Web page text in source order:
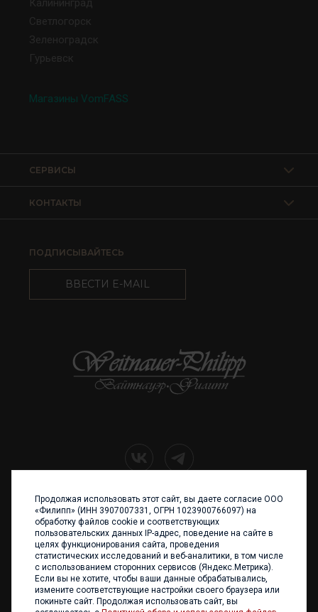
Калининград
Светлогорск
Зеленоградск
Гурьевск
Магазины VomFASS
КОНТАКТЫ
СЕРВИСЫ
ПОДПИСЫВАЙТЕСЬ
ВВЕСТИ E-MAIL
+7 (4012) 960 898
236017 Калининград,
ул. Каштановая аллея, 47
Телефон: +7 4012 960 898,
+7 4012 960 856
Написать нам
Продолжая использовать этот сайт, вы даете согласие ООО
«Филипп» (ИНН 3907007331, ОГРН 1023900766097) на
обработку файлов cookie и соответствующих
пользовательских данных IP-адрес, поведение на сайте в
целях функционирования сайта, проведения
статистических исследований и веб-аналитики, в том числе
с использованием сторонних сервисов (Яндекс.Метрика).
Если вы не хотите, чтобы ваши данные обрабатывались,
измените соответствующие настройки своего браузера или
покиньте сайт. Продолжая использовать сайт, вы